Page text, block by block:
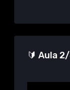
🔰 Aula